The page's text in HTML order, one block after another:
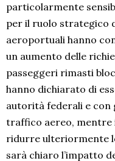
particolarmente
per il ruolo strategico
aeroportuali hanno
un aumento delle
passeggeri rimasti
hanno dichiarato di
autorità federali e
traffico aereo, mentre
ridurre ulteriormente
sarà chiaro l’impatto